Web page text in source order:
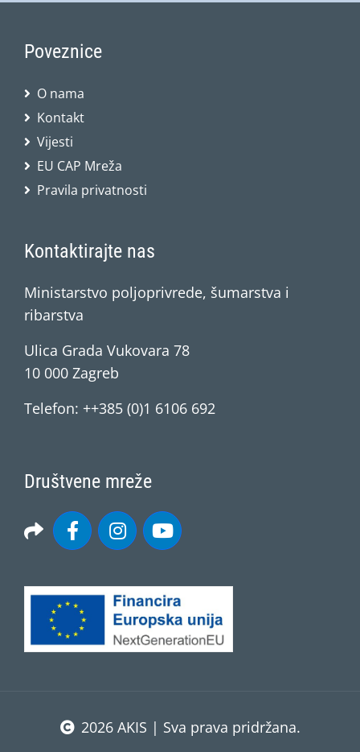
Poveznice
O nama
Kontakt
Vijesti
EU CAP Mreža
Pravila privatnosti
Kontaktirajte nas
Ministarstvo poljoprivrede, šumarstva i
ribarstva
Ulica Grada Vukovara 78
10 000 Zagreb
Telefon: ++385 (0)1 6106 692
Društvene mreže
2026 AKIS | Sva prava pridržana.